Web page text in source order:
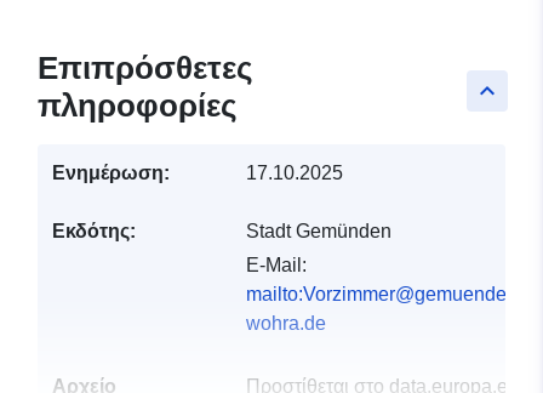
keyboard_arrow_up
Επιπρόσθετες
πληροφορίες
Ενημέρωση: 17.10.2025
Εκδότης:
Stadt Gemünden
E-Mail:
mailto:Vorzimmer@gemuenden-
wohra.de
Αρχείο Προστίθεται στο data.europa.eu: